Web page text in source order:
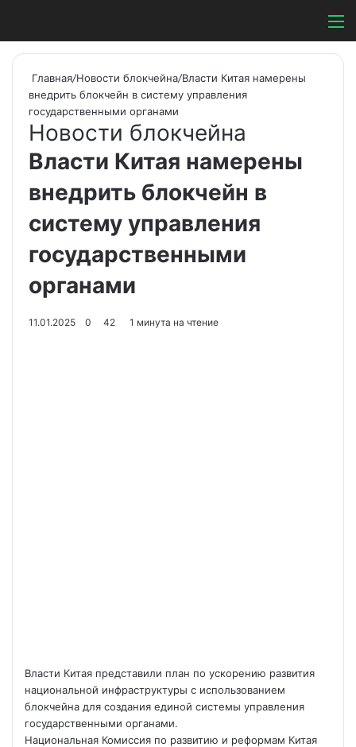
Switch skin
Главная/Новости блокчейна/Власти Китая намерены
внедрить блокчейн в систему управления
государственными органами
Новости блокчейна
Власти Китая намерены
внедрить блокчейн в
систему управления
государственными
органами
11.01.2025 0 42 1 минута на чтение
Власти Китая представили план по ускорению развития
национальной инфраструктуры с использованием
блокчейна для создания единой системы управления
государственными органами.
Национальная Комиссия по развитию и реформам Китая